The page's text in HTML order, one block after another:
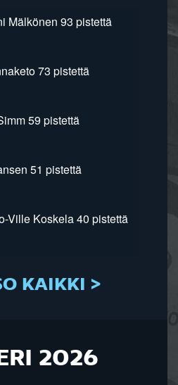
Mälkönen 93 pistettä
73 pistettä
59 pistettä
51 pistettä
Ville Koskela 40 pistettä
KAIKKI >
2026